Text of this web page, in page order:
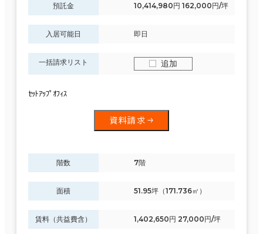
預託金 10,414,980円 162,000円/坪
入居可能日 即日
一括請求リスト 追加
ｾｯﾄｱｯﾌﾟｵﾌｨｽ
資料請求
階数 7階
面積 51.95坪（171.736㎡）
賃料（共益費含） 1,402,650円 27,000円/坪